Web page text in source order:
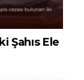
Şahıs Ele